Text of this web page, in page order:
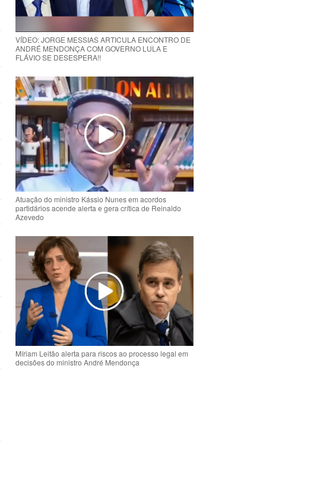
VÍDEO: JORGE MESSIAS ARTICULA ENCONTRO DE
ANDRÉ MENDONÇA COM GOVERNO LULA E
FLÁVIO SE DESESPERA!!
Atuação do ministro Kássio Nunes em acordos
partidários acende alerta e gera crítica de Reinaldo
Azevedo
Míriam Leitão alerta para riscos ao processo legal em
decisões do ministro André Mendonça